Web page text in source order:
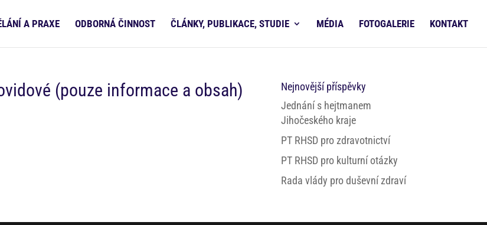
A PRAXE ODBORNÁ ČINNOST ČLÁNKY, PUBLIKACE, STUDIE MÉDIA FOTOGALERIE KONTAKT
(pouze informace a obsah)
Nejnovější příspěvky
Jednání s hejtmanem
Jihočeského kraje
PT RHSD pro zdravotnictví
PT RHSD pro kulturní otázky
Rada vlády pro duševní zdraví